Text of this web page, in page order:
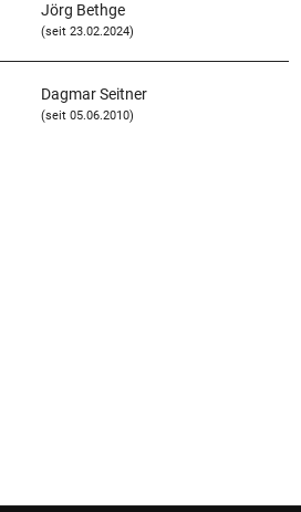
Jörg Bethge
(seit 23.02.2024)
Dagmar Seitner
(seit 05.06.2010)